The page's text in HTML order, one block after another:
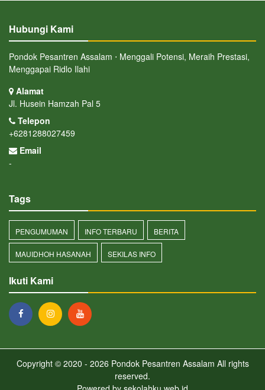
Hubungi Kami
Pondok Pesantren Assalam ⋅ Menggali Potensi, Meraih Prestasi,
Menggapai Ridlo Ilahi
Alamat
Jl. Husein Hamzah Pal 5
Telepon
+6281288027459
Email
-
Tags
PENGUMUMAN INFO TERBARU BERITA
MAUIDHOH HASANAH SEKILAS INFO
Ikuti Kami
Copyright © 2020 - 2026 Pondok Pesantren Assalam All rights
reserved.